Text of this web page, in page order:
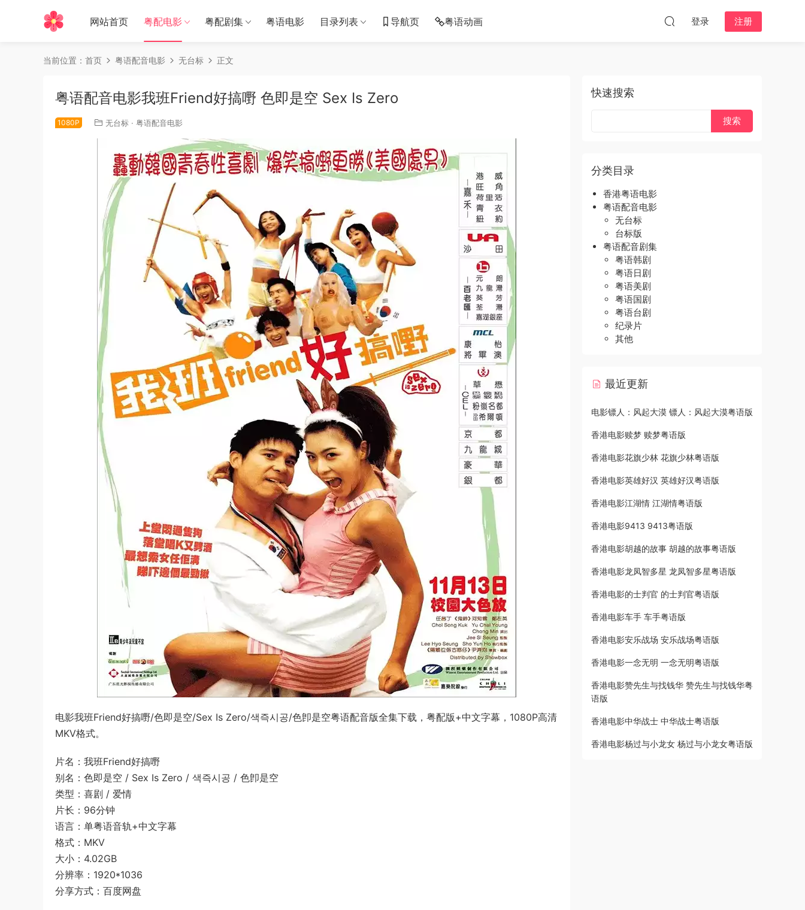
网站首页 粤配电影 粤配剧集 粤语电影 目录列表 导航页 粤语动画 登录 注册
当前位置： 首页 粤语配音电影 无台标 正文
粤语配音电影我班Friend好搞嘢 色即是空 Sex Is Zero
1080P 无台标 · 粤语配音电影
电影我班Friend好搞嘢/色即是空/Sex Is Zero/색즉시공/色卽是空粤语配音版全集下载，粤配版+中文字幕，1080P高清
MKV格式。
片名：我班Friend好搞嘢
别名：色即是空 / Sex Is Zero / 색즉시공 / 色卽是空
类型：喜剧 / 爱情
片长：96分钟
语言：单粤语音轨+中文字幕
格式：MKV
大小：4.02GB
分辨率：1920*1036
分享方式：百度网盘
快速搜索
分类目录
香港粤语电影
粤语配音电影
无台标
台标版
粤语配音剧集
粤语韩剧
粤语日剧
粤语美剧
粤语国剧
粤语台剧
纪录片
其他
最近更新
电影镖人：风起大漠 镖人：风起大漠粤语版
香港电影赎梦 赎梦粤语版
香港电影花旗少林 花旗少林粤语版
香港电影英雄好汉 英雄好汉粤语版
香港电影江湖情 江湖情粤语版
香港电影9413 9413粤语版
香港电影胡越的故事 胡越的故事粤语版
香港电影龙凤智多星 龙凤智多星粤语版
香港电影的士判官 的士判官粤语版
香港电影车手 车手粤语版
香港电影安乐战场 安乐战场粤语版
香港电影一念无明 一念无明粤语版
香港电影赞先生与找钱华 赞先生与找钱华粤
语版
香港电影中华战士 中华战士粤语版
香港电影杨过与小龙女 杨过与小龙女粤语版